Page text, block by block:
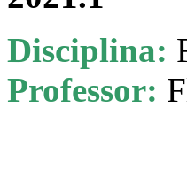
Disciplina:
Professor: